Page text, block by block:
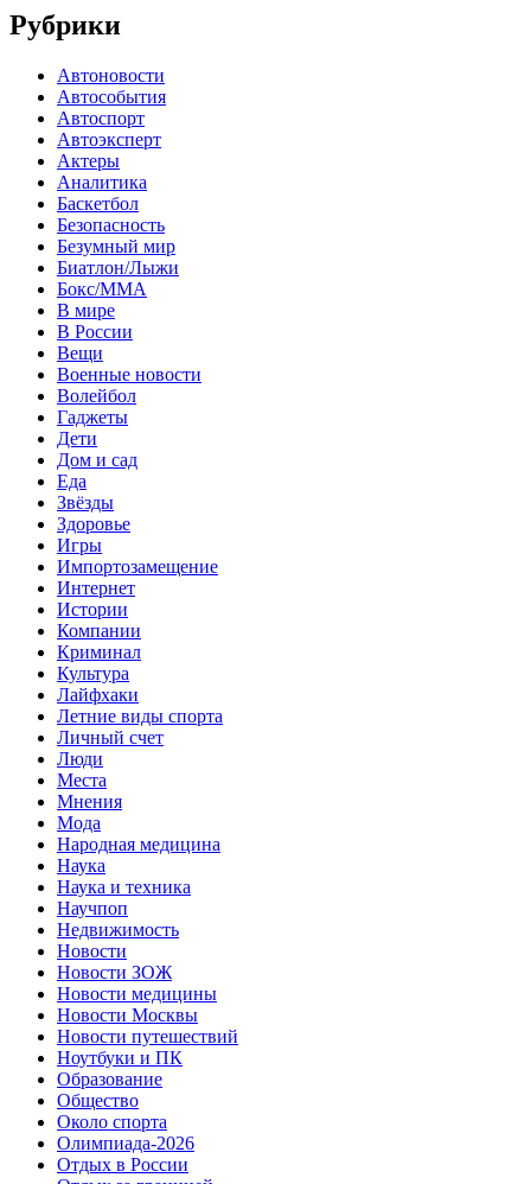
Рубрики
Автоновости
Автособытия
Автоспорт
Автоэксперт
Актеры
Аналитика
Баскетбол
Безопасность
Безумный мир
Биатлон/Лыжи
Бокс/MMA
В мире
В России
Вещи
Военные новости
Волейбол
Гаджеты
Дети
Дом и сад
Еда
Звёзды
Здоровье
Игры
Импортозамещение
Интернет
Истории
Компании
Криминал
Культура
Лайфхаки
Летние виды спорта
Личный счет
Люди
Места
Мнения
Мода
Народная медицина
Наука
Наука и техника
Научпоп
Недвижимость
Новости
Новости ЗОЖ
Новости медицины
Новости Москвы
Новости путешествий
Ноутбуки и ПК
Образование
Общество
Около спорта
Олимпиада-2026
Отдых в России